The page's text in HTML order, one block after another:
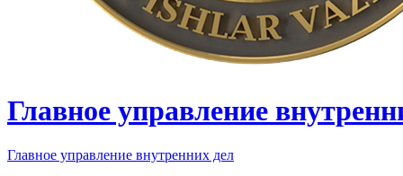
Главное управление
Главное управление внутренних дел